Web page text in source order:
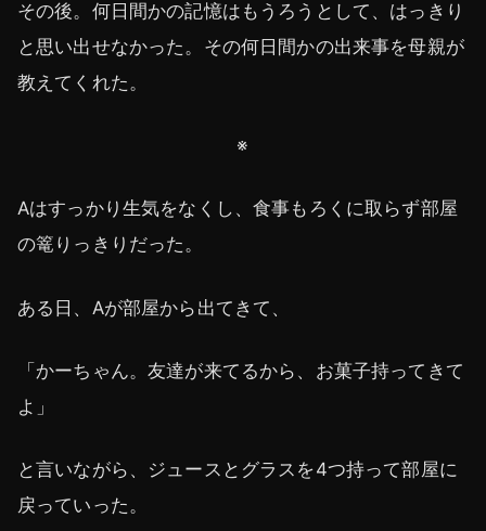
その後。何日間かの記憶はもうろうとして、はっきり
と思い出せなかった。その何日間かの出来事を母親が
教えてくれた。
※
Aはすっかり生気をなくし、食事もろくに取らず部屋
の篭りっきりだった。
ある日、Aが部屋から出てきて、
「かーちゃん。友達が来てるから、お菓子持ってきて
よ」
と言いながら、ジュースとグラスを4つ持って部屋に
戻っていった。